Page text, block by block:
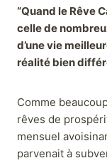
“Quand le Rêve
celle de
d’une vie
réalité bien
Comme
rêves de
mensuel
parvenait à